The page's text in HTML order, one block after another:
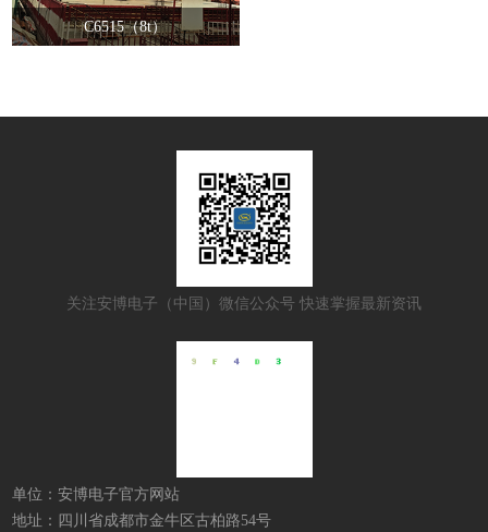
C6515（8t）
关注安博电子（中国）微信公众号 快速掌握最新资讯
单位：安博电子官方网站
地址：四川省成都市金牛区古柏路54号